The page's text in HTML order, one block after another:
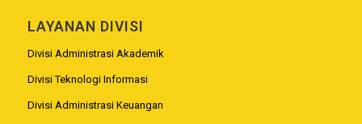
LAYANAN DIVISI
Divisi Administrasi Akademik
Divisi Teknologi Informasi
Divisi Administrasi Keuangan